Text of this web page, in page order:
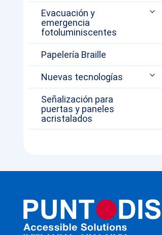
Evacuación y
emergencia
fotoluminiscentes
Papelería Braille
Nuevas tecnologías
Señalización para
puertas y paneles
acristalados